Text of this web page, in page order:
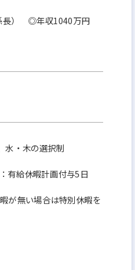
長） ◎年収1040万円
水・木の選択制
有給休暇計画付与5日
が無い場合は特別休暇を